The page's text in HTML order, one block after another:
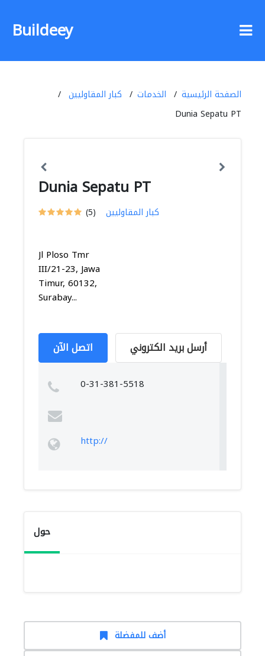
Buildeey
الصفحة الرئيسية الخدمات
كبار المقاوليين
Dunia Sepatu PT
Dunia Sepatu PT
(5) كبار المقاوليين
Jl Ploso Tmr
III/21-23, Jawa
Timur, 60132,
Surabay...
اتصل الآن أرسل بريد الكتروني
0-31-381-5518
http://
حول
أضف للمفضلة